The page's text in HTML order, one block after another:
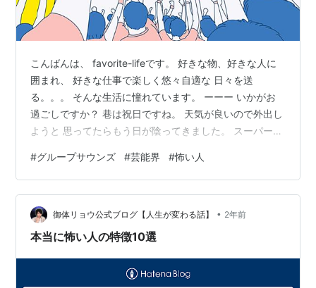
こんばんは、 favorite-lifeです。 好きな物、好きな人に
囲まれ、 好きな仕事で楽しく悠々自適な 日々を送
る。。。 そんな生活に憧れています。 ーーー いかがお
過ごしですか？ 巷は祝日ですね。 天気が良いので外出し
ようと 思ってたらもう日が陰ってきました。 スーパーに
どこにも居ますよね。。 できる限り離れたいです。 分か
りやすく 芸能人を題材にしました。 芸能界話で怖い人枠
に出てくる 既に古株重鎮のM堺氏ですが とても怖い人だ
と知るまで 良い印象しかありませんでした。 歌も上手
く、寸劇、MCも出来て 話も軽妙で人を楽しませる術を
#グループサウンズ #芸能界 #怖い人
御体リョウ公式ブログ【人生が変わる話】 • 2年前
本当に怖い人の特徴10選